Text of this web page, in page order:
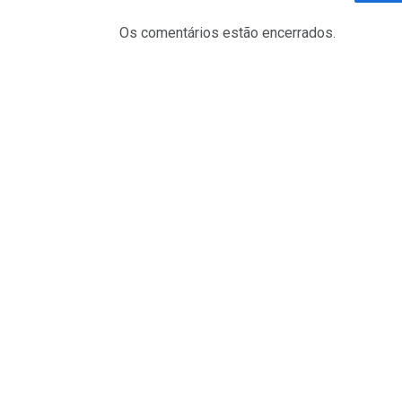
Os comentários estão encerrados.